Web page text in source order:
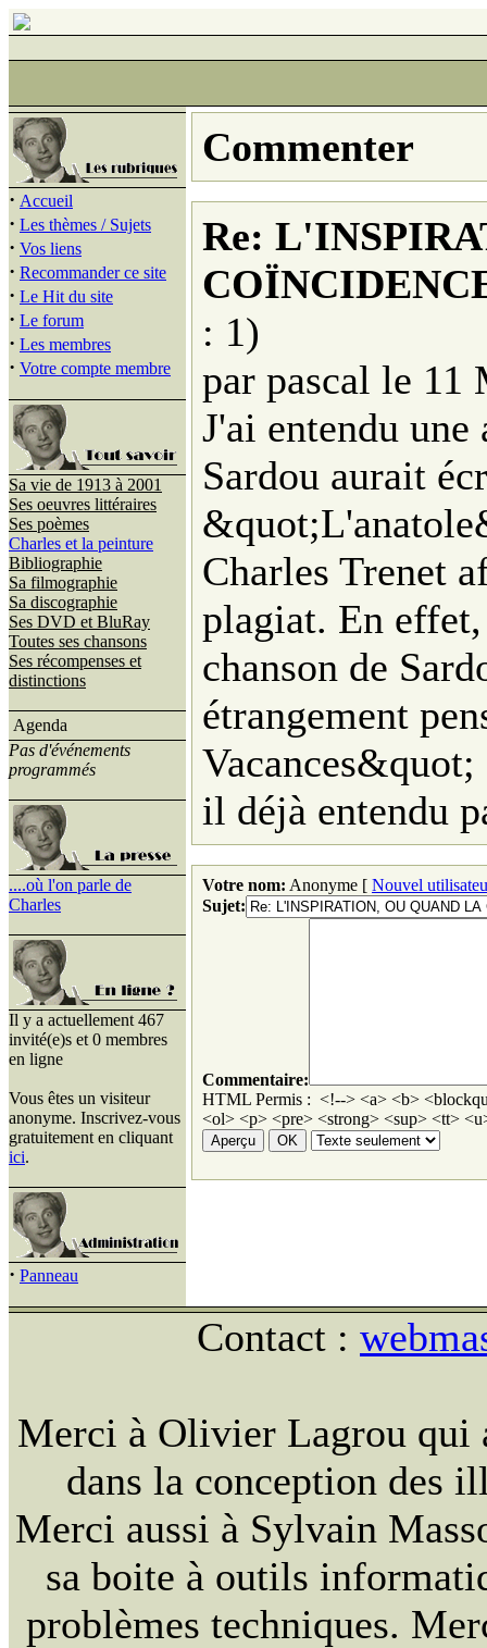
· Accueil
· Les thèmes / Sujets
· Vos liens
· Recommander ce site
· Le Hit du site
· Le forum
· Les membres
· Votre compte membre
Sa vie de 1913 à 2001
Ses oeuvres littéraires
Ses poèmes
Charles et la peinture
Bibliographie
Sa filmographie
Sa discographie
Ses DVD et BluRay
Toutes ses chansons
Ses récompenses et
distinctions
Agenda
Pas d'événements
programmés
....où l'on parle de
Charles
Il y a actuellement 467
invité(e)s et 0 membres
en ligne
Vous êtes un visiteur
anonyme. Inscrivez-vous
gratuitement en cliquant
ici.
· Panneau
Commenter
Re:
: 1)
par pascal le 11
J'ai entendu
Sardou aurait
Charles Trenet
plagiat. En
chanson de
étrangement
il déjà entendu
Votre nom: Anonyme [ Nouvel
Sujet:
Commentaire:
HTML Permis : <!--> <a> <b>
<ol> <p> <pre> <strong> <sup> <tt>
Contact :
Merci à Olivier Lagrou qui
dans la conception des
Merci aussi à Sylvain
sa boite à outils
problèmes techniques.